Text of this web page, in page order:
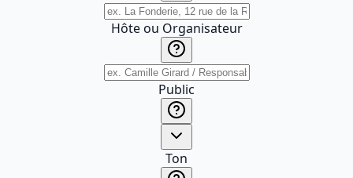
Hôte ou Organisateur
Public
Ton